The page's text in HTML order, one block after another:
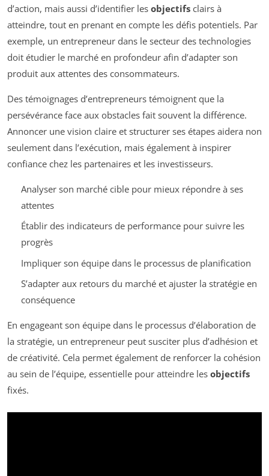
d’action, mais aussi d’identifier les objectifs clairs à
atteindre, tout en prenant en compte les défis potentiels. Par
exemple, un entrepreneur dans le secteur des technologies
doit étudier le marché en profondeur afin d’adapter son
produit aux attentes des consommateurs.
Des témoignages d’entrepreneurs témoignent que la
persévérance face aux obstacles fait souvent la différence.
Annoncer une vision claire et structurer ses étapes aidera non
seulement dans l’exécution, mais également à inspirer
confiance chez les partenaires et les investisseurs.
Analyser son marché cible pour mieux répondre à ses
attentes
Établir des indicateurs de performance pour suivre les
progrès
Impliquer son équipe dans le processus de planification
S’adapter aux retours du marché et ajuster la stratégie en
conséquence
En engageant son équipe dans le processus d’élaboration de
la stratégie, un entrepreneur peut susciter plus d’adhésion et
de créativité. Cela permet également de renforcer la cohésion
au sein de l’équipe, essentielle pour atteindre les objectifs
fixés.